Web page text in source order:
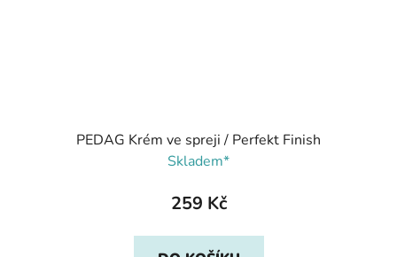
PEDAG Krém ve spreji / Perfekt Finish
Skladem*
259 Kč